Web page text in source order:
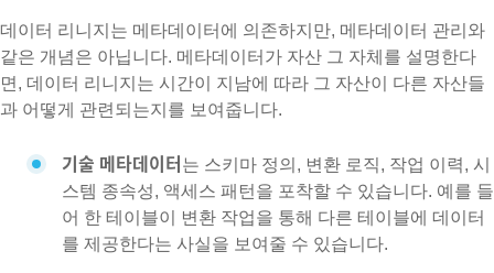
데이터 리니지는 메타데이터에 의존하지만, 메타데이터 관리와
같은 개념은 아닙니다. 메타데이터가 자산 그 자체를 설명한다
면, 데이터 리니지는 시간이 지남에 따라 그 자산이 다른 자산들
과 어떻게 관련되는지를 보여줍니다.
기술 메타데이터는 스키마 정의, 변환 로직, 작업 이력, 시
스템 종속성, 액세스 패턴을 포착할 수 있습니다. 예를 들
어 한 테이블이 변환 작업을 통해 다른 테이블에 데이터
를 제공한다는 사실을 보여줄 수 있습니다.